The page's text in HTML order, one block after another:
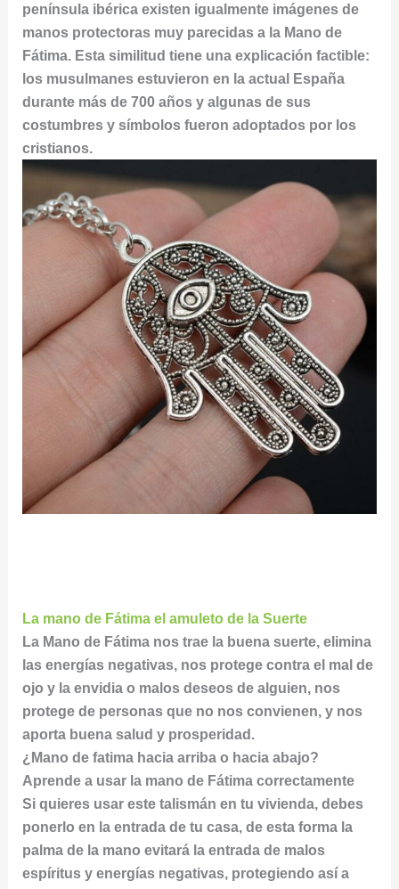
península ibérica existen igualmente imágenes de
manos protectoras muy parecidas a la Mano de
Fátima. Esta similitud tiene una explicación factible:
los musulmanes estuvieron en la actual España
durante más de 700 años y algunas de sus
costumbres y símbolos fueron adoptados por los
cristianos.
La mano de Fátima el amuleto de la Suerte
La Mano de Fátima nos trae la buena suerte, elimina
las energías negativas, nos protege contra el mal de
ojo y la envidia o malos deseos de alguien, nos
protege de personas que no nos convienen, y nos
aporta buena salud y prosperidad.
¿Mano de fatima hacia arriba o hacia abajo?
Aprende a usar la mano de Fátima correctamente
Si quieres usar este talismán en tu vivienda, debes
ponerlo en la entrada de tu casa, de esta forma la
palma de la mano evitará la entrada de malos
espíritus y energías negativas, protegiendo así a